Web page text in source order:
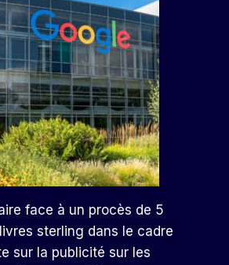
face à un procès de 5
sterling dans le cadre
sur la publicité sur les